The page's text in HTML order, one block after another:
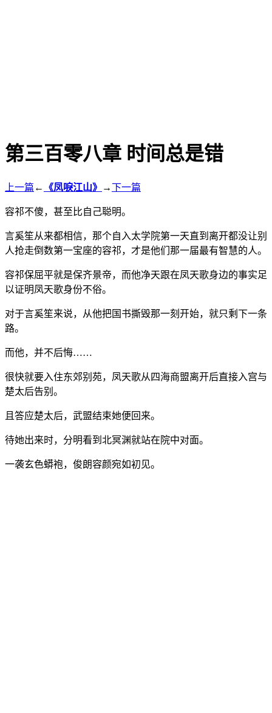
第三百零八章 时间总是错
上一篇 ← 《凤唳江山》 →下一篇
容祁不傻，甚至比自己聪明。
言奚笙从来都相信，那个自入太学院第一天直到离开都没让别
人抢走倒数第一宝座的容祁，才是他们那一届最有智慧的人。
容祁保屈平就是保齐景帝，而他净天跟在凤天歌身边的事实足
以证明凤天歌身份不俗。
对于言奚笙来说，从他把国书撕毁那一刻开始，就只剩下一条
路。
而他，并不后悔……
很快就要入住东郊别苑，凤天歌从四海商盟离开后直接入宫与
楚太后告别。
且答应楚太后，武盟结束她便回来。
待她出来时，分明看到北冥渊就站在院中对面。
一袭玄色蟒袍，俊朗容颜宛如初见。